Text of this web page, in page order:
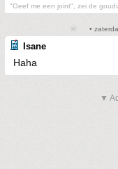
"Geef me een joint", zei de
•
Isane
Haha
▼